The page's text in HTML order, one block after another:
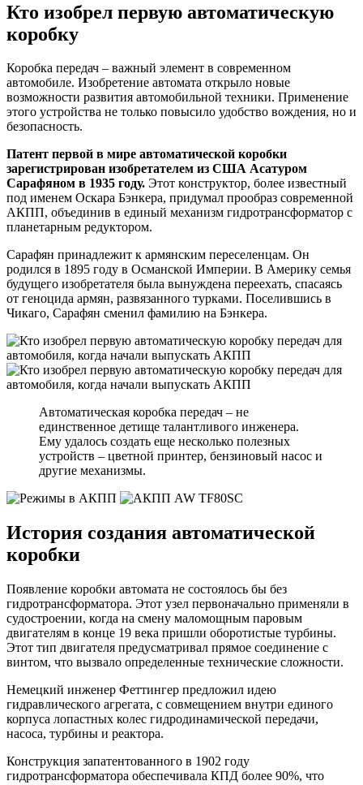
Кто изобрел первую автоматическую
коробку
Коробка передач – важный элемент в современном
автомобиле. Изобретение автомата открыло новые
возможности развития автомобильной техники. Применение
этого устройства не только повысило удобство вождения, но и
безопасность.
Патент первой в мире автоматической коробки
зарегистрирован изобретателем из США Асатуром
Сарафяном в 1935 году. Этот конструктор, более известный
под именем Оскара Бэнкера, придумал прообраз современной
АКПП, объединив в единый механизм гидротрансформатор с
планетарным редуктором.
Сарафян принадлежит к армянским переселенцам. Он
родился в 1895 году в Османской Империи. В Америку семья
будущего изобретателя была вынуждена переехать, спасаясь
от геноцида армян, развязанного турками. Поселившись в
Чикаго, Сарафян сменил фамилию на Бэнкера.
Автоматическая коробка передач – не
единственное детище талантливого инженера.
Ему удалось создать еще несколько полезных
устройств – цветной принтер, бензиновый насос и
другие механизмы.
История создания автоматической
коробки
Появление коробки автомата не состоялось бы без
гидротрансформатора. Этот узел первоначально применяли в
судостроении, когда на смену маломощным паровым
двигателям в конце 19 века пришли оборотистые турбины.
Этот тип двигателя предусматривал прямое соединение с
винтом, что вызвало определенные технические сложности.
Немецкий инженер Феттингер предложил идею
гидравлического агрегата, с совмещением внутри единого
корпуса лопастных колес гидродинамической передачи,
насоса, турбины и реактора.
Конструкция запатентованного в 1902 году
гидротрансформатора обеспечивала КПД более 90%, что